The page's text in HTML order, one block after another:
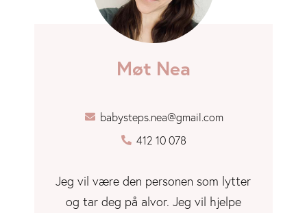
Møt Nea
babysteps.nea@gmail.com
412 10 078
Jeg vil være den personen som lytter
og tar deg på alvor. Jeg vil hjelpe